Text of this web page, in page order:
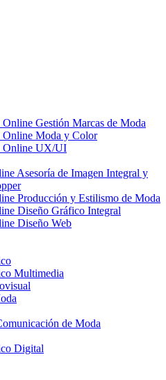
Gestión Marcas de Moda
Online Moda y Color
Online UX/UI
Asesoría de Imagen Integral y
Producción y Estilismo de Moda
Diseño Gráfico Integral
Diseño Web
Multimedia
de Moda
Digital